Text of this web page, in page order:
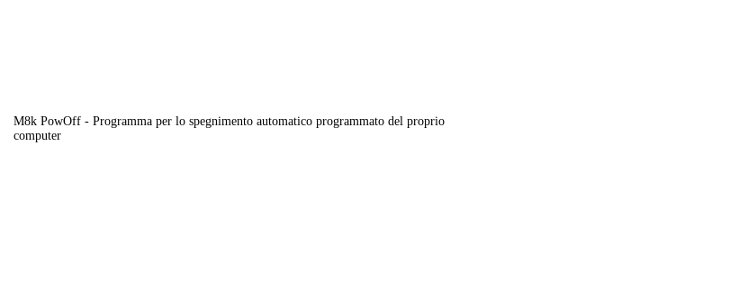
M8k PowOff - Programma per lo spegnimento automatico programmato del proprio
computer